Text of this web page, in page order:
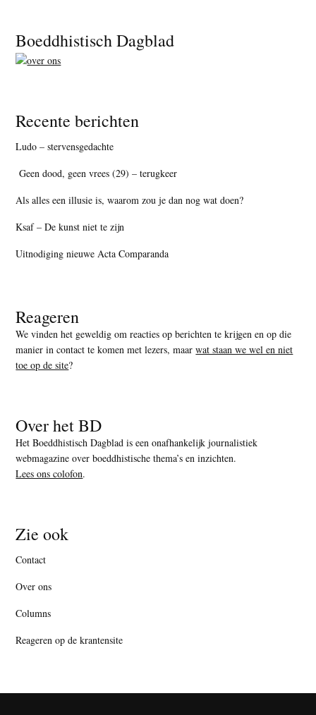
Footer
Boeddhistisch Dagblad
Recente berichten
Ludo – stervensgedachte
Geen dood, geen vrees (29) – terugkeer
Als alles een illusie is, waarom zou je dan nog wat doen?
Ksaf – De kunst niet te zijn
Uitnodiging nieuwe Acta Comparanda
Reageren
We vinden het geweldig om reacties op berichten te krijgen en op die
manier in contact te komen met lezers, maarwat staan we wel en niet
toe op de site?
Over het BD
Het Boeddhistisch Dagblad is een onafhankelijk journalistiek
webmagazine over boeddhistische thema’s en inzichten.
Lees ons colofon.
Zie ook
Contact
Over ons
Columns
Reageren op de krantensite